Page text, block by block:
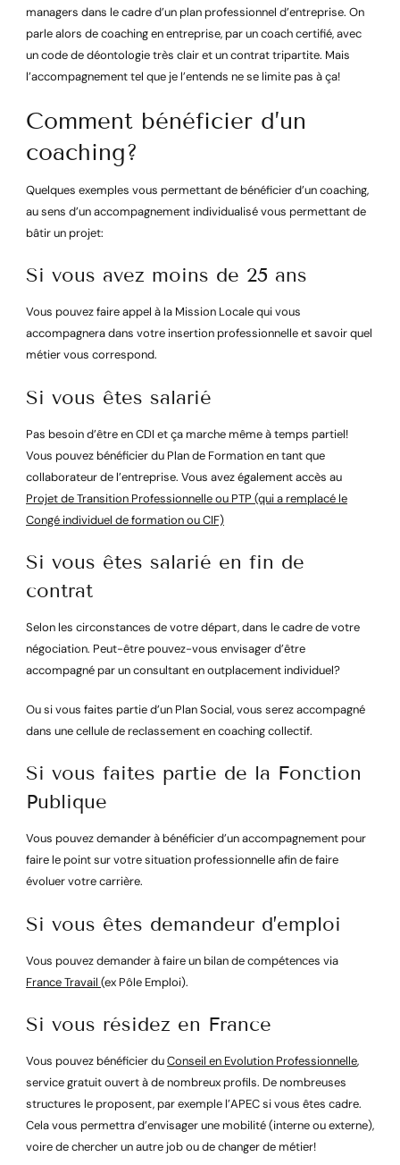
managers dans le cadre d’un plan professionnel d’entreprise. On
parle alors de coaching en entreprise, par un coach certifié, avec
un code de déontologie très clair et un contrat tripartite. Mais
l’accompagnement tel que je l’entends ne se limite pas à ça!
Comment bénéficier d’un
coaching?
Quelques exemples vous permettant de bénéficier d’un coaching,
au sens d’un accompagnement individualisé vous permettant de
bâtir un projet:
Si vous avez moins de 25 ans
Vous pouvez faire appel à la Mission Locale qui vous
accompagnera dans votre insertion professionnelle et savoir quel
métier vous correspond.
Si vous êtes salarié
Pas besoin d’être en CDI et ça marche même à temps partiel!
Vous pouvez bénéficier du Plan de Formation en tant que
collaborateur de l’entreprise. Vous avez également accès au
Projet de Transition Professionnelle ou PTP (qui a remplacé le
Congé individuel de formation ou CIF)
Si vous êtes salarié en fin de
contrat
Selon les circonstances de votre départ, dans le cadre de votre
négociation. Peut-être pouvez-vous envisager d’être
accompagné par un consultant en outplacement individuel?
Ou si vous faites partie d’un Plan Social, vous serez accompagné
dans une cellule de reclassement en coaching collectif.
Si vous faites partie de la Fonction
Publique
Vous pouvez demander à bénéficier d’un accompagnement pour
faire le point sur votre situation professionnelle afin de faire
évoluer votre carrière.
Si vous êtes demandeur d’emploi
Vous pouvez demander à faire un bilan de compétences via
France Travail (ex Pôle Emploi).
Si vous résidez en France
Vous pouvez bénéficier duConseil en Evolution Professionnelle,
service gratuit ouvert à de nombreux profils. De nombreuses
structures le proposent, par exemple l’APEC si vous êtes cadre.
Cela vous permettra d’envisager une mobilité (interne ou externe),
voire de chercher un autre job ou de changer de métier!